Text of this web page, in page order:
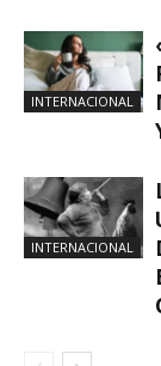
INTERNACIONAL
INTERNACIONAL